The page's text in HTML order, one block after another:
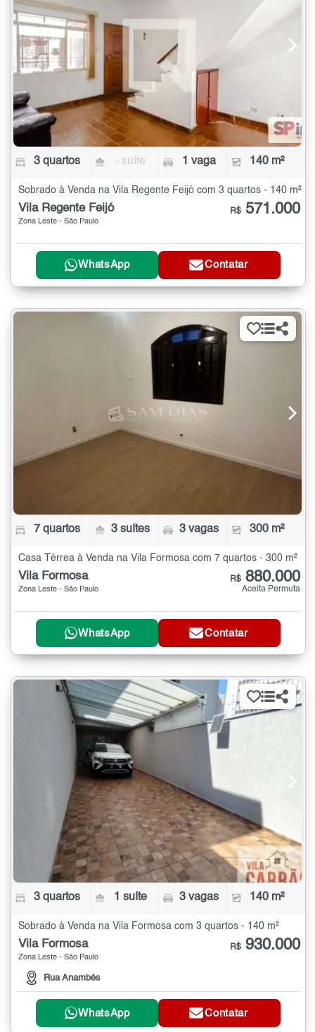
3 quartos - suíte 1 vaga 140 m²
Sobrado à Venda na Vila Regente Feijó com 3 quartos - 140 m²
Vila Regente Feijó
Zona Leste - São Paulo
R$ 571.000
WhatsApp Contatar
7 quartos 3 suítes 3 vagas 300 m²
Casa Térrea à Venda na Vila Formosa com 7 quartos - 300 m²
Vila Formosa
Zona Leste - São Paulo
R$ 880.000
Aceita Permuta
WhatsApp Contatar
3 quartos 1 suíte 3 vagas 140 m²
Sobrado à Venda na Vila Formosa com 3 quartos - 140 m²
Vila Formosa
Zona Leste - São Paulo
Rua Anambés
R$ 930.000
WhatsApp Contatar